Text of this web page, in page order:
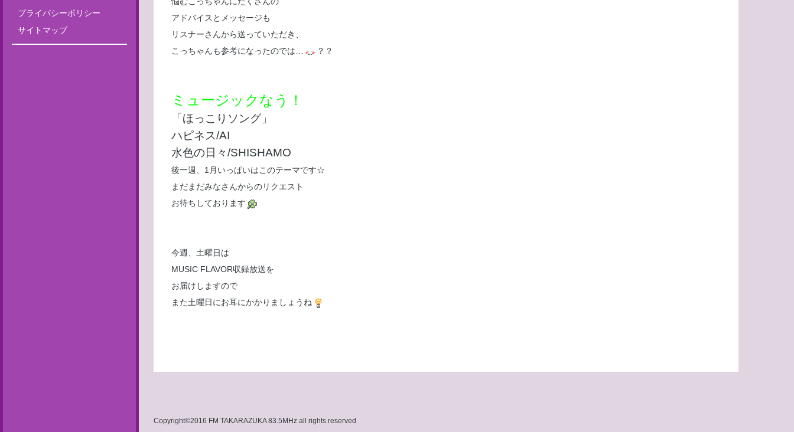
プライバシーポリシー
サイトマップ
アドバイスとメッセージも
リスナーさんから送っていただき、
こっちゃんも参考になったのでは…
？？
ミュージックなう！
「ほっこりソング」
ハピネス/AI
水色の日々/SHISHAMO
後一週、1月いっぱいはこのテーマです☆
まだまだみなさんからのリクエスト
お待ちしております
今週、土曜日は
MUSIC FLAVOR収録放送を
お届けしますので
また土曜日にお耳にかかりましょうね
Copyright©2016 FM TAKARAZUKA 83.5MHz all rights reserved